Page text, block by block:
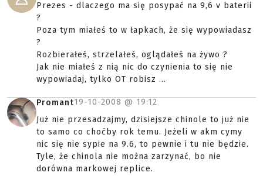
Prezes - dlaczego ma się posypać na 9,6 v baterii
?
Poza tym miałeś to w łapkach, że się wypowiadasz
?
Rozbierałeś, strzelałeś, oglądałeś na żywo ?
Jak nie miałeś z nią nic do czynienia to się nie
wypowiadaj, tylko OT robisz ...
Promant19-10-2008 @ 19:12
Już nie przesadzajmy, dzisiejsze chinole to już nie
to samo co choćby rok temu. Jeżeli w akm cymy
nic się nie sypie na 9.6, to pewnie i tu nie będzie.
Tyle, że chinola nie można zarzynać, bo nie
dorówna markowej replice.